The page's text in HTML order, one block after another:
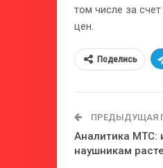
том числе за
цен.
Поделись
ПРЕДЫДУЩАЯ
Аналитика МТС:
наушникам